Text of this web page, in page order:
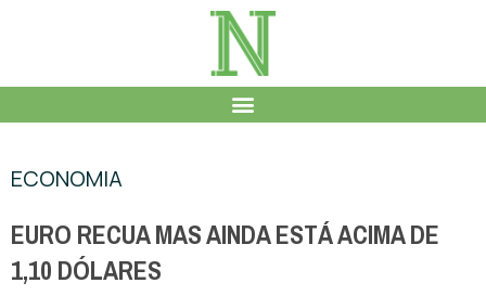
ECONOMIA
EURO RECUA MAS AINDA ESTÁ ACIMA DE
1,10 DÓLARES